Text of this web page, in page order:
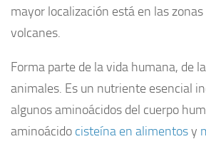
mayor localización está en las
volcanes.
Forma parte de la vida humana, de
animales. Es un nutriente esencial
algunos aminoácidos del cuerpo
aminoácido cisteína en alimentosy